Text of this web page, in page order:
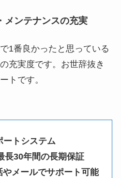
ンテナンスの充実
1番良かったと思っている
充実度です。お世辞抜き
トです。
トシステム
長30年間の長期保証
メールでサポート可能